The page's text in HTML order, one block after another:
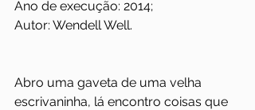
Ano de execução: 2014;
Autor: Wendell Well.
Abro uma gaveta de uma velha
escrivaninha, lá encontro coisas que